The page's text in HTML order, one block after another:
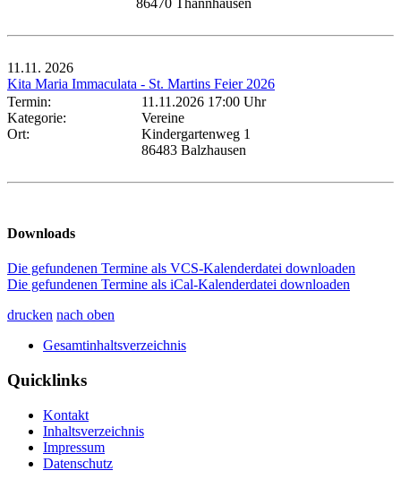
86470 Thannhausen
11.11. 2026
Kita Maria Immaculata - St. Martins Feier 2026
Termin:
11.11.2026 17:00 Uhr
Kategorie:
Vereine
Ort:
Kindergartenweg 1
86483 Balzhausen
Downloads
Die gefundenen Termine als VCS-Kalenderdatei downloaden
Die gefundenen Termine als iCal-Kalenderdatei downloaden
drucken nach oben
Gesamtinhaltsverzeichnis
Quicklinks
Kontakt
Inhaltsverzeichnis
Impressum
Datenschutz